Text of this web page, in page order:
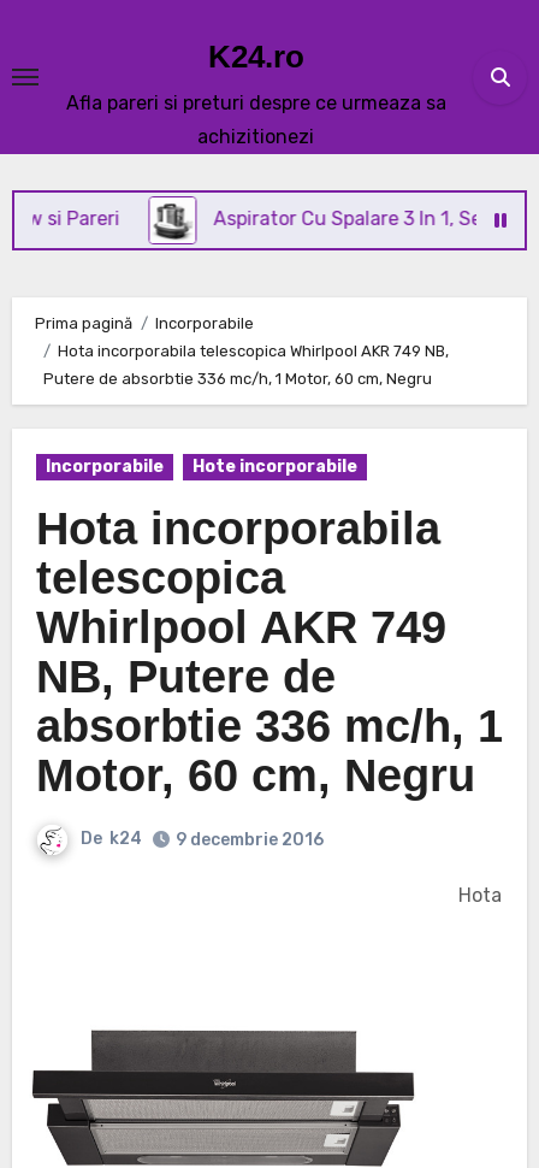
content
K24.ro
Afla pareri si preturi despre ce urmeaza sa
achizitionezi
Aspirator Cu Spalare 3 In 1, SeveShop® C3
Prima pagină
Incorporabile
Hota incorporabila telescopica Whirlpool AKR 749 NB,
Putere de absorbtie 336 mc/h, 1 Motor, 60 cm, Negru
Incorporabile Hote incorporabile
Hota incorporabila
telescopica
Whirlpool AKR 749
NB, Putere de
absorbtie 336 mc/h, 1
Motor, 60 cm, Negru
De k24 9 decembrie 2016
Hota